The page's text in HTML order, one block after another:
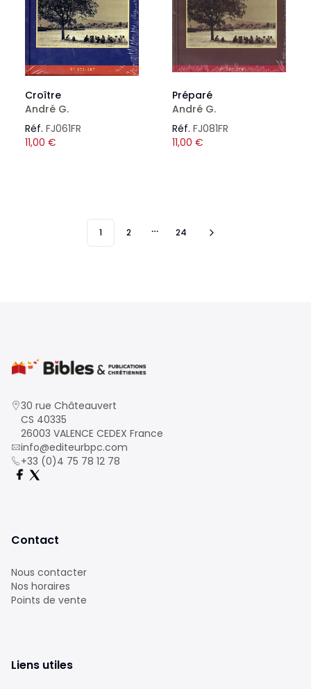
Croître
André G.
Réf. FJ061FR
11,00 €
Préparé
André G.
Réf. FJ081FR
11,00 €
1 2 More pages
24
30 rue Châteauvert
CS 40335
26003 VALENCE CEDEX France
info@editeurbpc.com
+33 (0)4 75 78 12 78
Contact
Nous contacter
Nos horaires
Points de vente
Liens utiles